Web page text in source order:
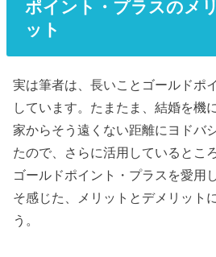
ポイント・プラスのメ
ット
実は筆者は、長いことゴールドポ
しています。たまたま、結婚を機
家からそう遠くない距離にヨドバ
たので、さらに活用しているとこ
ゴールドポイント・プラスを愛用
そ感じた、メリットとデメリット
う。